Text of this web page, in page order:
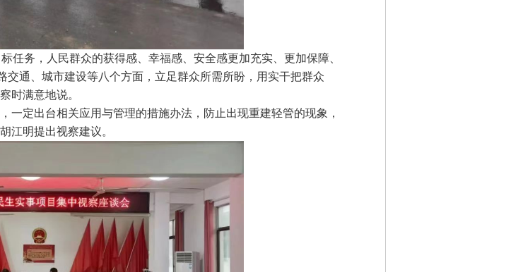
务，人民群众的获得感、幸福感、安全感更加充实、更加保障、
通、城市建设等八个方面，立足群众所需所盼，用实干把群众
时满意地说。
定出台相关应用与管理的措施办法，防止出现重建轻管的现象，
江明提出视察建议。